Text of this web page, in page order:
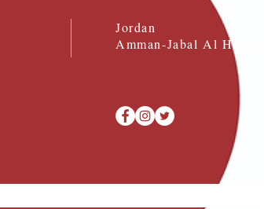
Jordan
Amman-Jabal Al Hussein